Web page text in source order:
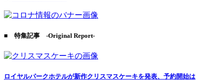
■ 特集記事 -Original Report-
ロイヤルパークホテルが新作クリスマスケーキを発表、予約開始は